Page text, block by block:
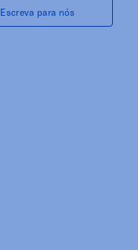
Escreva para nós